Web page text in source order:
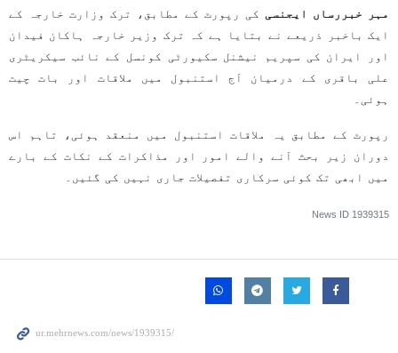
مہر خبررساں ایجنسی کی رپورٹ کے مطابق، ترک وزارت خارجہ کے
ایک باخبر ذریعے نے بتایا ہے کہ ترک وزیر خارجہ ہاکان فیدان
اور ایران کی سپریم نیشنل سکیورٹی کونسل کے نائب سیکریٹری
علی باقری کے درمیان آج استنبول میں ملاقات اور بات چیت
ہوئی۔
رپورٹ کے مطابق یہ ملاقات استنبول میں منعقد ہوئی، تاہم اس
دوران زیر بحث آنے والے امور اور مذاکرات کے نکات کے بارے
میں ابھی تک کوئی سرکاری تفصیلات جاری نہیں کی گئیں۔
News ID 1939315